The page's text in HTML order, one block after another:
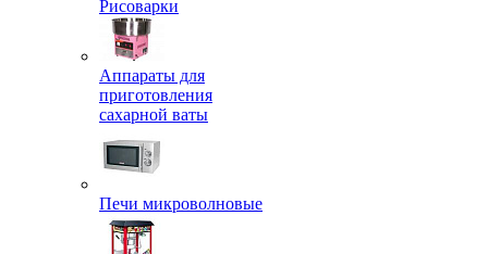
Рисоварки
Аппараты для
приготовления
сахарной ваты
Печи микроволновые